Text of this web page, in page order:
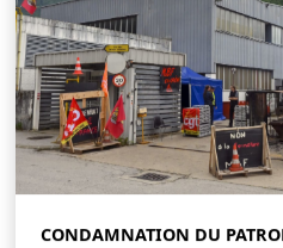
CONDAMNATION DU